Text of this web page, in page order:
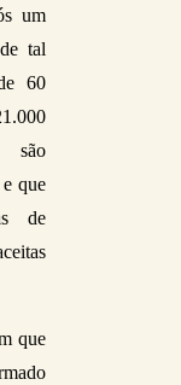
um
tal
60
são
que
de
que